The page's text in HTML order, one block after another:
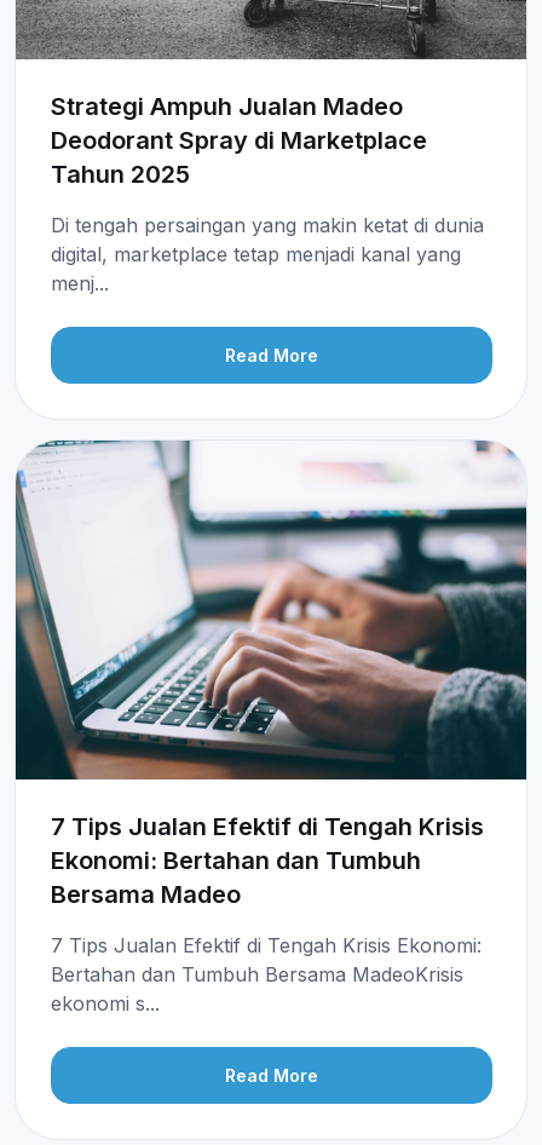
Strategi Ampuh Jualan Madeo
Deodorant Spray di Marketplace
Tahun 2025
Di tengah persaingan yang makin ketat di dunia
digital, marketplace tetap menjadi kanal yang
menj...
Read More
7 Tips Jualan Efektif di Tengah Krisis
Ekonomi: Bertahan dan Tumbuh
Bersama Madeo
7 Tips Jualan Efektif di Tengah Krisis Ekonomi:
Bertahan dan Tumbuh Bersama MadeoKrisis
ekonomi s...
Read More